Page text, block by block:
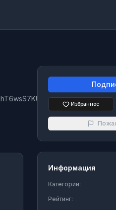
Избранное
Информация
Категории:
Рейтинг: